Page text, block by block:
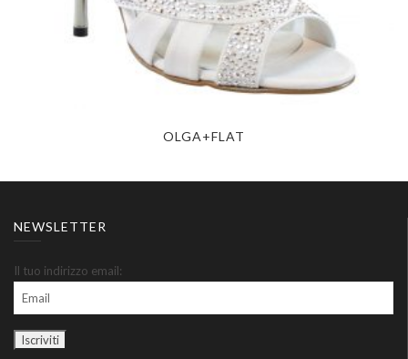
OLGA+FLAT
NEWSLETTER
Il tuo indirizzo email: